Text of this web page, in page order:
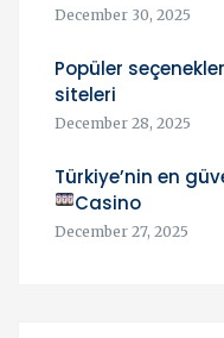
December 30, 2025
Popüler
siteleri
December 28, 2025
Türkiye’nin en
Casino
December 27, 2025